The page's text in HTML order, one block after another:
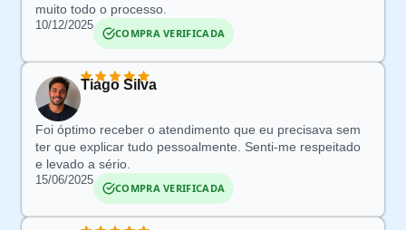
muito todo o processo.
10/12/2025
COMPRA VERIFICADA
Tiago Silva
Foi óptimo receber o atendimento que eu precisava sem
ter que explicar tudo pessoalmente. Senti-me respeitado
e levado a sério.
15/06/2025
COMPRA VERIFICADA